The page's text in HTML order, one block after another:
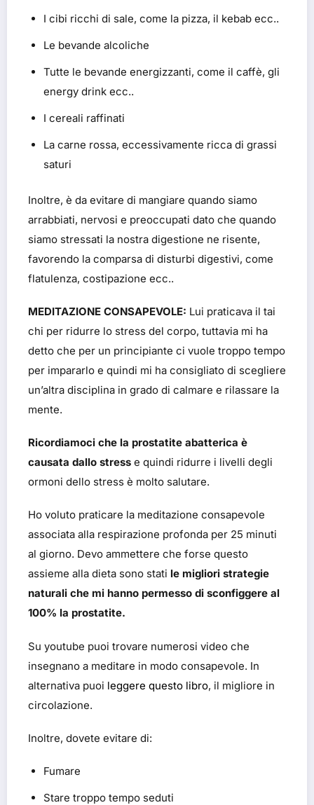
I cibi ricchi di sale, come la pizza, il kebab ecc..
Le bevande alcoliche
Tutte le bevande energizzanti, come il caffè, gli
energy drink ecc..
I cereali raffinati
La carne rossa, eccessivamente ricca di grassi
saturi
Inoltre, è da evitare di mangiare quando siamo
arrabbiati, nervosi e preoccupati dato che quando
siamo stressati la nostra digestione ne risente,
favorendo la comparsa di disturbi digestivi, come
flatulenza, costipazione ecc..
MEDITAZIONE CONSAPEVOLE: Lui praticava il tai
chi per ridurre lo stress del corpo, tuttavia mi ha
detto che per un principiante ci vuole troppo tempo
per impararlo e quindi mi ha consigliato di scegliere
un’altra disciplina in grado di calmare e rilassare la
mente.
Ricordiamoci che la prostatite abatterica è
causata dallo stress e quindi ridurre i livelli degli
ormoni dello stress è molto salutare.
Ho voluto praticare la meditazione consapevole
associata alla respirazione profonda per 25 minuti
al giorno. Devo ammettere che forse questo
assieme alla dieta sono stati le migliori strategie
naturali che mi hanno permesso di sconfiggere al
100% la prostatite.
Su youtube puoi trovare numerosi video che
insegnano a meditare in modo consapevole. In
alternativa puoi leggere questo libro, il migliore in
circolazione.
Inoltre, dovete evitare di:
Fumare
Stare troppo tempo seduti